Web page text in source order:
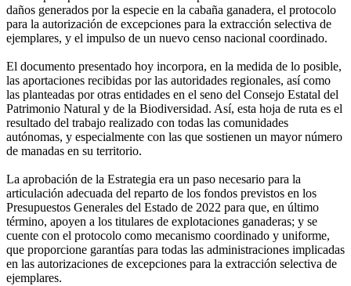
daños generados por la especie en la cabaña ganadera, el protocolo
para la autorización de excepciones para la extracción selectiva de
ejemplares, y el impulso de un nuevo censo nacional coordinado.
El documento presentado hoy incorpora, en la medida de lo posible,
las aportaciones recibidas por las autoridades regionales, así como
las planteadas por otras entidades en el seno del Consejo Estatal del
Patrimonio Natural y de la Biodiversidad. Así, esta hoja de ruta es el
resultado del trabajo realizado con todas las comunidades
autónomas, y especialmente con las que sostienen un mayor número
de manadas en su territorio.
La aprobación de la Estrategia era un paso necesario para la
articulación adecuada del reparto de los fondos previstos en los
Presupuestos Generales del Estado de 2022 para que, en último
término, apoyen a los titulares de explotaciones ganaderas; y se
cuente con el protocolo como mecanismo coordinado y uniforme,
que proporcione garantías para todas las administraciones implicadas
en las autorizaciones de excepciones para la extracción selectiva de
ejemplares.